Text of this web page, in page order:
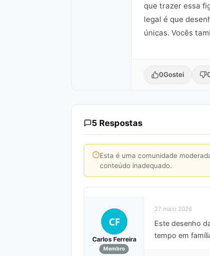
que trazer essa
legal é que
únicas. Vocês
0Gostei
5 Respostas
Esta é uma comunidade
conteúdo inadequado.
CF
Carlos Ferreira
Membro
27 maio 2026
Este desenho
tempo em